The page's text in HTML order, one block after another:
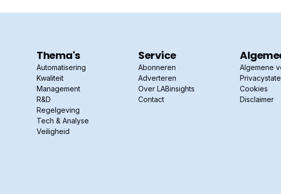
Thema's
Automatisering
Kwaliteit
Management
R&D
Regelgeving
Tech & Analyse
Veiligheid
Service
Abonneren
Adverteren
Over LABinsights
Contact
Algemene
Cookies
Disclaimer